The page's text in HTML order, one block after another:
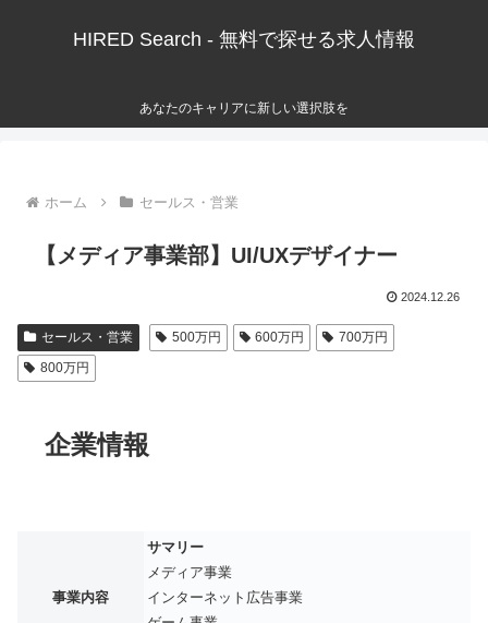
HIRED Search - 無料で探せる求人情報
あなたのキャリアに新しい選択肢を
ホーム セールス・営業
【メディア事業部】UI/UXデザイナー
2024.12.26
セールス・営業 500万円 600万円
700万円
800万円
企業情報
事業内容
サマリー
メディア事業
インターネット広告事業